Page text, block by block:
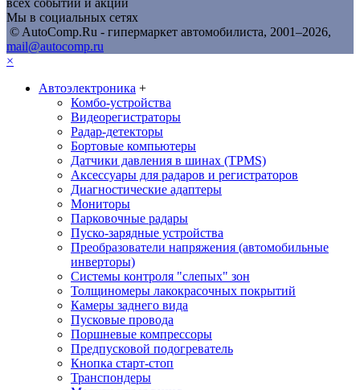
Мы в социальных сетях
© AutoComp.Ru - гипермаркет автомобилиста, 2001–2026,
mail@autocomp.ru
×
Автоэлектроника +
Комбо-устройства
Видеорегистраторы
Радар-детекторы
Бортовые компьютеры
Датчики давления в шинах (TPMS)
Аксессуары для радаров и регистраторов
Диагностические адаптеры
Мониторы
Парковочные радары
Пуско-зарядные устройства
Преобразователи напряжения (автомобильные
инверторы)
Системы контроля "слепых" зон
Толщиномеры лакокрасочных покрытий
Камеры заднего вида
Пусковые провода
Поршневые компрессоры
Предпусковой подогреватель
Кнопка старт-стоп
Транспондеры